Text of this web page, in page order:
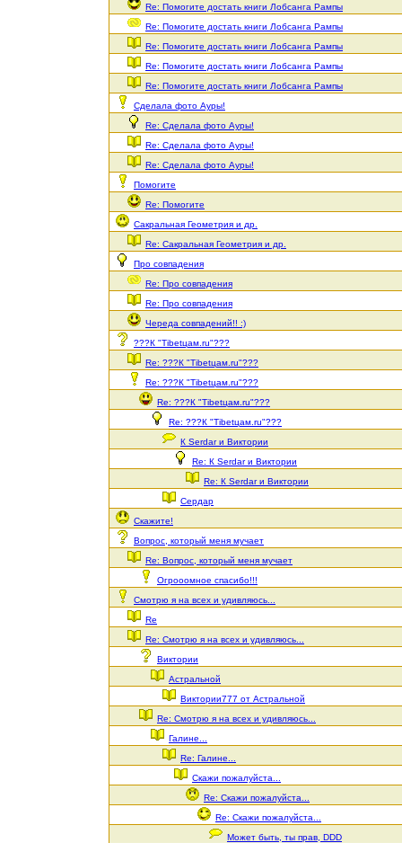
Re: Помогите достать книги Лобсанга Рампы
Re: Помогите достать книги Лобсанга Рампы
Re: Помогите достать книги Лобсанга Рампы
Re: Помогите достать книги Лобсанга Рампы
Re: Помогите достать книги Лобсанга Рампы
Сделала фото Ауры!
Re: Сделала фото Ауры!
Re: Сделала фото Ауры!
Re: Сделала фото Ауры!
Помогите
Re: Помогите
Сакральная Геометрия и др.
Re: Сакральная Геометрия и др.
Про совпадения
Re: Про совпадения
Re: Про совпадения
Череда совпадений!! :)
???К "Tibetцам.ru"???
Re: ???К "Tibetцам.ru"???
Re: ???К "Tibetцам.ru"???
Re: ???К "Tibetцам.ru"???
Re: ???К "Tibetцам.ru"???
К Serdar и Виктории
Re: К Serdar и Виктории
Re: К Serdar и Виктории
Сердар
Скажите!
Вопрос, который меня мучает
Re: Вопрос, который меня мучает
Огрооомное спасибо!!!
Смотрю я на всех и удивляюсь...
Re
Re: Смотрю я на всех и удивляюсь...
Виктории
Астральной
Виктории777 от Астральной
Re: Смотрю я на всех и удивляюсь...
Галине...
Re: Галине...
Скажи пожалуйста...
Re: Скажи пожалуйста...
Re: Скажи пожалуйста...
Может быть, ты прав, DDD